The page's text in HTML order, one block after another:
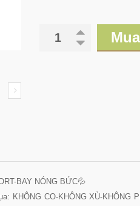
BAY NÓNG BỨC💦
KHÔNG CO-KHÔNG XÙ-KHÔNG